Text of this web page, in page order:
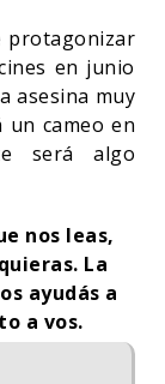
protagonizar
en junio
asesina muy
un cameo en
será algo
nos leas,
La
ayudás a
a vos.